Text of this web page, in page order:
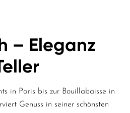
– Eleganz
in Paris bis zur Bouillabaisse in
Genuss in seiner schönsten